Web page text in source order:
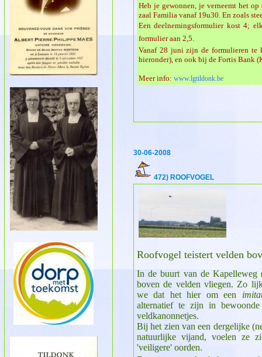
Heb je gewonnen, je verneemt het
zaal Familia vanaf 19u30. En zoals
Een deelnemingsformulier kost 4;
formulier aan 2,5.
Vanaf 28 juni zijn de formulieren te
hieronder), en ook bij de Fortis Bank
Meer info: www.lgtildonk.be
30-06-2008
472) ROOFVOGEL
Roofvogel teistert velden
In de buurt van de Kapelleweg
boven de velden vliegen. Zo
we dat het hier om een
alternatief te zijn in
veldkanonnetjes.
Bij het zien van een dergelijke
natuurlijke vijand, voelen ze
'veiligere' oorden.